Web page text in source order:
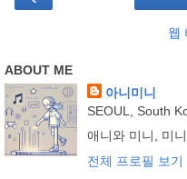
웹
ABOUT ME
아니미니
SEOUL, South
애니와 미니, 미
전체 프로필 보기